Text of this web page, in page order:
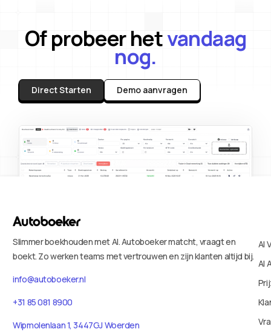
Of probeer hetvandaag
nog.
Direct Starten Demo aanvragen
Slimmer boekhouden met AI. Autoboeker matcht, vraagt en
boekt. Zo werken teams met vertrouwen en zijn klanten altijd bij.
info@autoboeker.nl
+31 85 081 8900
Wipmolenlaan 1, 3447GJ Woerden
AI
AI